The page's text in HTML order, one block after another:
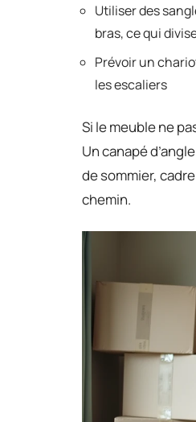
Utiliser des
bras, ce qui
Prévoir un
les escaliers
Si le meuble ne
Un canapé
de sommier,
chemin.